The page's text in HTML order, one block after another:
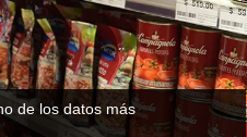
de los datos más